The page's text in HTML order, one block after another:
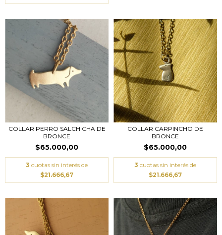
COLLAR PERRO SALCHICHA DE
BRONCE
$65.000,00
3 cuotas sin interés de
$21.666,67
COLLAR CARPINCHO DE
BRONCE
$65.000,00
3 cuotas sin interés de
$21.666,67